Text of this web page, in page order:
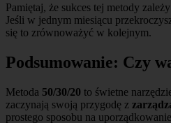
Pamiętaj, że sukces tej metody
Jeśli w jednym miesiącu
się to zrównoważyć w kolejnym.
Podsumowanie: Czy
Metoda 50/30/20 to świetne
zaczynają swoją przygodę z
prostego sposobu na